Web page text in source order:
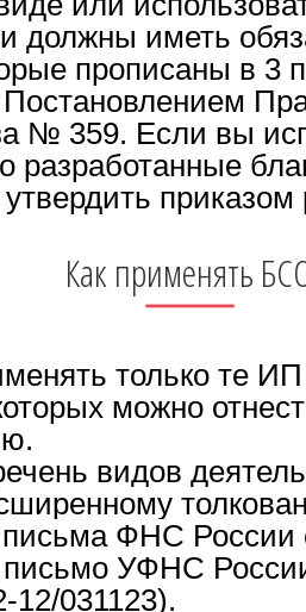
должны иметь
прописаны в 3
Постановлением
№ 359. Если вы
разработанные
приказом
Как применять
только те
можно
видов
ФНС России
УФНС
12/031123).